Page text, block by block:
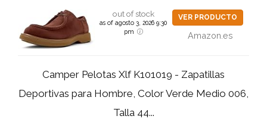
out of stock
as of agosto 3, 2026 9:30
pm
VER PRODUCTO
Amazon.es
Camper Pelotas Xlf K101019 - Zapatillas
Deportivas para Hombre, Color Verde Medio 006,
Talla 44...